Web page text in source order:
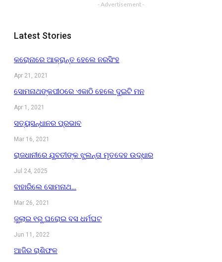
- Advertisement -
Latest Stories
କରୋନାରେ ଆକ୍ରାନ୍ତ ହେଲେ ନରସିଂହ
Apr 21, 2021
ସୋମନାଥଙ୍କପୀଠରେ ଏକାଠି ହେଲେ ଦୁଇଟି ମନ
Apr 1, 2021
ସତ୍ୟସନ୍ଧାନର ପ୍ରଭାବ
Mar 16, 2021
ରାଜଧାନୀରେ ଯୁବତୀଙ୍କ ଝୁଲନ୍ତା ମୃତଦେହ ଉଦ୍ଧାର
Jul 24, 2025
ବାହାରିଲେ ସୋମନାଥ…
Mar 26, 2021
ଜୁଲାଇ ୧ରୁ ଘରୋଇ ବସ ଧର୍ମଘଟ
Jun 11, 2022
ଆଜିର ରାଶିଫଳ